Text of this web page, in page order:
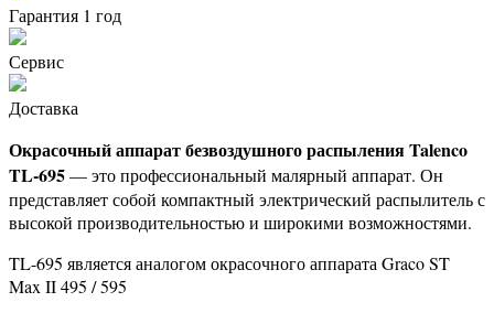
Гарантия 1 год
Сервис
Доставка
Окрасочный аппарат безвоздушного распыления Talenco
TL-695— это профессиональный малярный аппарат. Он
представляет собой компактный электрический распылитель с
высокой производительностью и широкими возможностями.
TL-695 является аналогом окрасочного аппарата Graco ST
Max II 495 / 595